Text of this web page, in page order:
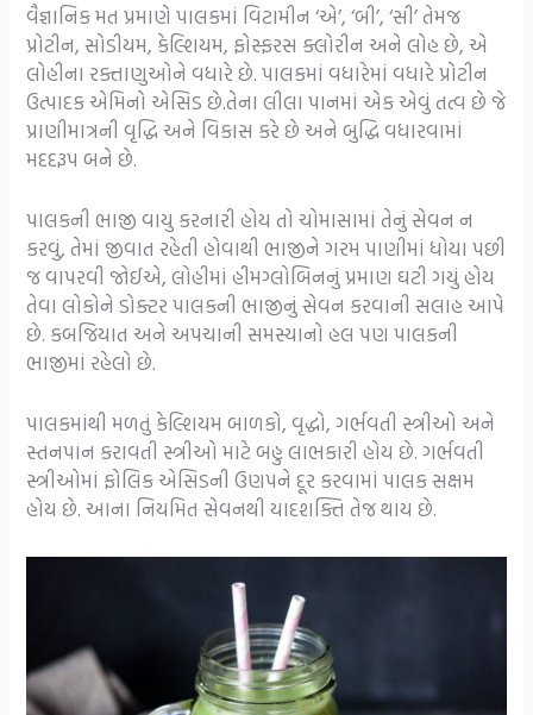
વૈજ્ઞાનિક મત પ્રમાણે પાલકમાં વિટામીન ‘એ’, ‘બી’, ‘સી’ તેમજ
પ્રોટીન, સોડીયમ, કેલ્શિયમ, ફોસ્ફરસ ક્લોરીન અને લોહ છે, એ
લોહીના રક્તાણુઓને વધારે છે. પાલકમાં વધારેમાં વધારે પ્રોટીન
ઉત્પાદક એમિનો એસિડ છે.તેના લીલા પાનમાં એક એવું તત્વ છે જે
પ્રાણીમાત્રની વૃદ્ધિ અને વિકાસ કરે છે અને બુદ્ધિ વધારવામાં
મદદરૂપ બને છે.
પાલકની ભાજી વાયુ કરનારી હોય તો ચોમાસામાં તેનું સેવન ન
કરવું, તેમાં જીવાત રહેતી હોવાથી ભાજીને ગરમ પાણીમાં ધોયા પછી
જ વાપરવી જોઈએ, લોહીમાં હીમગ્લોબિનનું પ્રમાણ ઘટી ગયું હોય
તેવા લોકોને ડોક્ટર પાલકની ભાજીનું સેવન કરવાની સલાહ આપે
છે. કબજિયાત અને અપચાની સમસ્યાનો હલ પણ પાલકની
ભાજીમાં રહેલો છે.
પાલકમાંથી મળતું કેલ્શિયમ બાળકો, વૃદ્ધો, ગર્ભવતી સ્ત્રીઓ અને
સ્તનપાન કરાવતી સ્ત્રીઓ માટે બહુ લાભકારી હોય છે. ગર્ભવતી
સ્ત્રીઓમાં ફોલિક એસિડની ઉણપને દૂર કરવામાં પાલક સક્ષમ
હોય છે. આના નિયમિત સેવનથી યાદશક્તિ તેજ થાય છે.